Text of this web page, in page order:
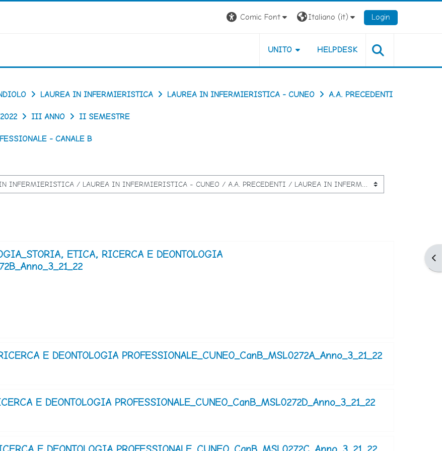
Comic Font
Italiano ‎(it)‎ Login
UNITO HELPDESK
LAUREA IN INFERMIERISTICA LAUREA IN INFERMIERISTICA - CUNEO A.A. PRECEDENTI
III ANNO II SEMESTRE
- CANALE B
ETICA, RICERCA E DEONTOLOGIA
E DEONTOLOGIA PROFESSIONALE_CUNEO_CanB_MSL0272A_Anno_3_21_22
E DEONTOLOGIA PROFESSIONALE_CUNEO_CanB_MSL0272D_Anno_3_21_22